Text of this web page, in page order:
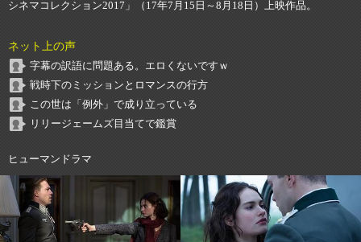
シネマコレクション2017」（17年7月15日～8月18日）上映作品。
ネット上の声
字幕の訳語に問題ある。エロくないですｗ
戦時下のミッションとロマンスの行方
この世は「例外」で成り立っている
リリージェームズ目当てで鑑賞
ヒューマンドラマ